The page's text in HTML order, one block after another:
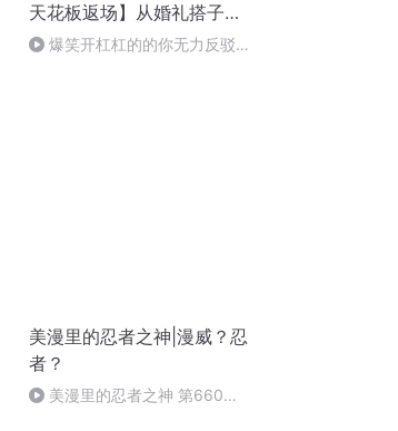
天花板返场】从婚礼搭子到
老板PUA，职场＆人生百态
爆笑开杠杠的的你无力反驳-
美漫里的忍者之神|漫威？忍
者？
美漫里的忍者之神 第660集